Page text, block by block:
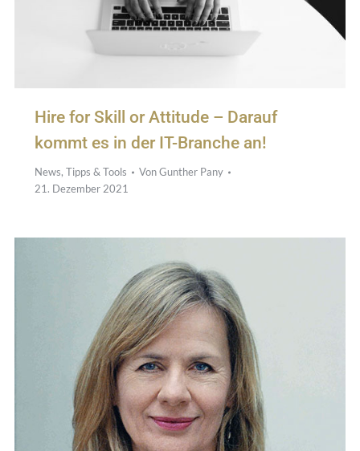
Hire for Skill or Attitude – Darauf
kommt es in der IT-Branche an!
News, Tipps & Tools VonGunther Pany
21. Dezember 2021